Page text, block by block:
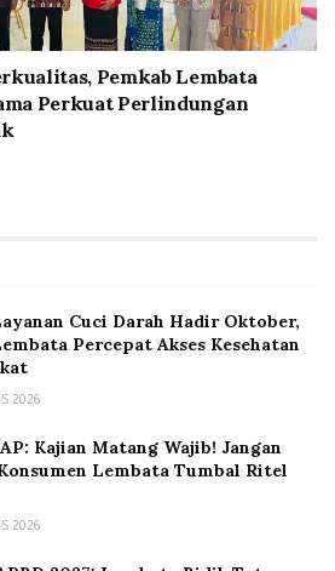
Pemkab Lembata
Perkuat Perlindungan
Cuci Darah Hadir Oktober,
Percepat Akses Kesehatan
2026
Kajian Matang Wajib! Jangan
Lembata Tumbal Ritel
2026